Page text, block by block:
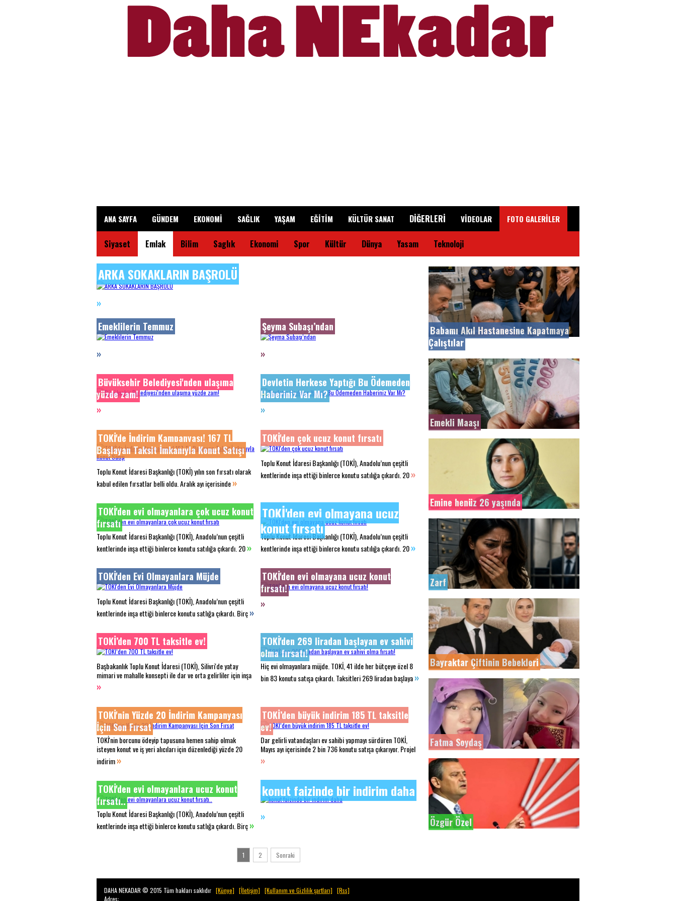
ANA SAYFA GÜNDEM EKONOMİ SAĞLIK YAŞAM EĞİTİM KÜLTÜR SANAT DİĞERLERİ VİDEOLAR FOTO GALERİLER
Siyaset Emlak Bilim Saglık Ekonomi Spor Kültür Dünya Yasam Teknoloji
ARKA SOKAKLARIN BAŞROLÜ
»
Emeklilerin Temmuz
»
Şeyma Subaşı’ndan
»
Büyükşehir Belediyesi'nden ulaşıma
yüzde zam!
»
Devletin Herkese Yaptığı Bu Ödemeden
Haberiniz Var Mı?
»
TOKİ'de İndirim Kampanyası! 167 TL
Başlayan Taksit İmkanıyla Konut Satışı
Toplu Konut İdaresi Başkanlığı (TOKİ) yılın son fırsatı olarak
kabul edilen fırsatlar belli oldu. Aralık ayı içerisinde»
TOKİ'den çok ucuz konut fırsatı
Toplu Konut İdaresi Başkanlığı (TOKİ), Anadolu’nun çeşitli
kentlerinde inşa ettiği binlerce konutu satılığa çıkardı. 20»
TOKİ'den evi olmayanlara çok ucuz konut
fırsatı
Toplu Konut İdaresi Başkanlığı (TOKİ), Anadolu’nun çeşitli
kentlerinde inşa ettiği binlerce konutu satılığa çıkardı. 20»
TOKİ'den evi olmayana ucuz
konut fırsatı
Toplu Konut İdaresi Başkanlığı (TOKİ), Anadolu’nun çeşitli
kentlerinde inşa ettiği binlerce konutu satılığa çıkardı. 20»
TOKİ'den Evi Olmayanlara Müjde
Toplu Konut İdaresi Başkanlığı (TOKİ), Anadolu’nun çeşitli
kentlerinde inşa ettiği binlerce konutu satlığa çıkardı. Birç»
TOKİ'den evi olmayana ucuz konut
fırsatı!
»
TOKİ’den 700 TL taksitle ev!
Başbakanlık Toplu Konut İdaresi (TOKİ), Silivri'de yatay
mimari ve mahalle konsepti ile dar ve orta gelirliler için inşa
»
TOKİ'den 269 liradan başlayan ev sahivi
olma fırsatı!
Hiç evi olmayanlara müjde. TOKİ, 41 ilde her bütçeye özel 8
bin 83 konutu satışa çıkardı. Taksitleri 269 liradan başlaya»
TOKİ'nin Yüzde 20 İndirim Kampanyası
İçin Son Fırsat
TOKİ'nin borcunu ödeyip tapusuna hemen sahip olmak
isteyen konut ve iş yeri alıcıları için düzenlediği yüzde 20
indirim»
TOKİ’den büyük indirim 185 TL taksitle
ev!
Dar gelirli vatandaşları ev sahibi yapmayı sürdüren TOKİ,
Mayıs ayı içerisinde 2 bin 736 konutu satışa çıkarıyor. Projel
»
TOKİ'den evi olmayanlara ucuz konut
fırsatı..
Toplu Konut İdaresi Başkanlığı (TOKİ), Anadolu’nun çeşitli
kentlerinde inşa ettiği binlerce konutu satlığa çıkardı. Birç»
konut faizinde bir indirim daha
»
1 2 Sonraki
Babamı Akıl Hastanesine Kapatmaya
Çalıştılar
Emekli Maaşı
Emine henüz 26 yaşında
Zarf
Bayraktar Çiftinin Bebekleri
Fatma Soydaş
Özgür Özel
DAHA NEKADAR © 2015 Tüm hakları saklıdır [Künye] [İletişim] [Kullanım ve Gizlilik şartları] [Rss]
Adres: